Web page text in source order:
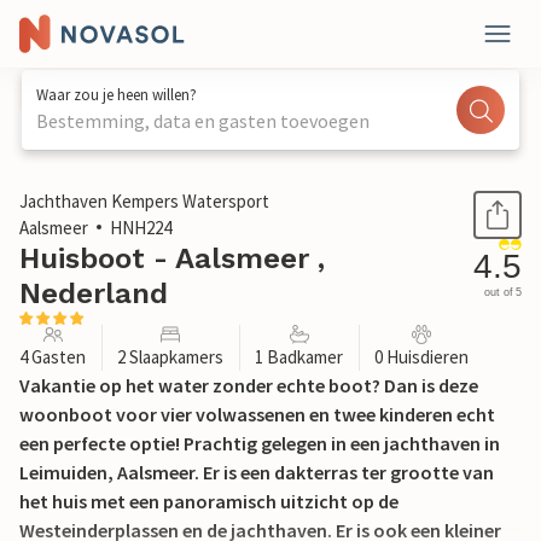
Waar zou je heen willen?
Bestemming, data en gasten toevoegen
1 / 28
Jachthaven Kempers Watersport
Aalsmeer
HNH224
Huisboot - Aalsmeer ,
Nederland
4.5
out of 5
4 Gasten 2 Slaapkamers 1 Badkamer 0 Huisdieren
Vakantie op het water zonder echte boot? Dan is deze
woonboot voor vier volwassenen en twee kinderen echt
een perfecte optie! Prachtig gelegen in een jachthaven in
Leimuiden, Aalsmeer. Er is een dakterras ter grootte van
het huis met een panoramisch uitzicht op de
Westeinderplassen en de jachthaven. Er is ook een kleiner